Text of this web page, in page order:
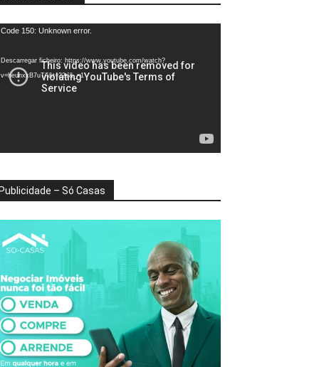
Code 150: Unknown error.
Descarregar ficheiro: https://www.youtube.com/watch?
v=heunxxB7uTA&t=22s&_=1
– Só Casas